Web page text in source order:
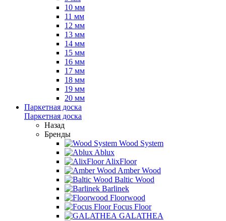
10 мм
11 мм
12 мм
13 мм
14 мм
15 мм
16 мм
17 мм
18 мм
19 мм
20 мм
Паркетная доска
Паркетная доска
Назад
Бренды
Wood System
Ablux
AlixFloor
Amber Wood
Baltic Wood
Barlinek
Floorwood
Focus Floor
GALATHEA